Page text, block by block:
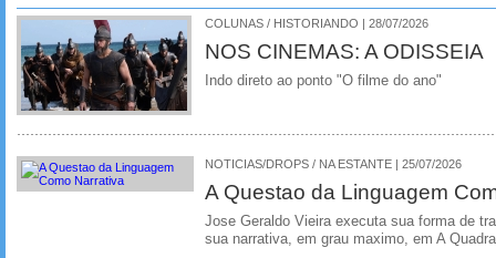
COLUNAS / HISTORIANDO | 28/07/2026
NOS CINEMAS: A ODISSEIA
Indo direto ao ponto "O filme do ano"
NOTICIAS/DROPS / NA ESTANTE | 25/07/2026
A Questao da Linguagem
Jose Geraldo Vieira executa sua forma de
sua narrativa, em grau maximo, em A